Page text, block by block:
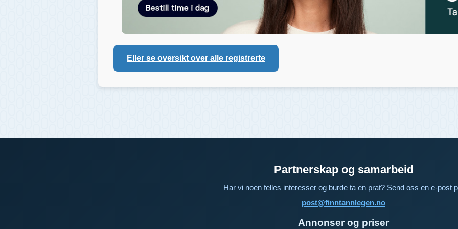
Eller se oversikt over alle registrerte
Partnerskap og samarbeid
Har vi noen felles interesser og burde ta en prat? Send oss en e-post
post@finntannlegen.no
Annonser og priser